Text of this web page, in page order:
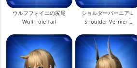
ウルフフォイエの尻尾
Wolf Foie Tail
ショルダーバーニアＬ
Shoulder Vernier L